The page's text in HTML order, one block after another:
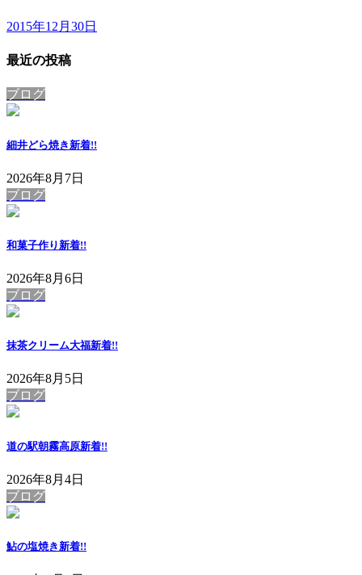
2015年12月30日
最近の投稿
ブログ
細井どら焼き新着!!
2026年8月7日
ブログ
和菓子作り新着!!
2026年8月6日
ブログ
抹茶クリーム大福新着!!
2026年8月5日
ブログ
道の駅朝霧高原新着!!
2026年8月4日
ブログ
鮎の塩焼き新着!!